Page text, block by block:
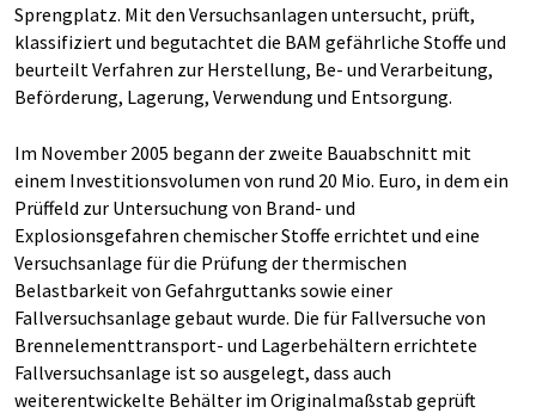
Sprengplatz. Mit den Versuchsanlagen untersucht, prüft,
klassifiziert und begutachtet die BAM gefährliche Stoffe und
beurteilt Verfahren zur Herstellung, Be- und Verarbeitung,
Beförderung, Lagerung, Verwendung und Entsorgung.
Im November 2005 begann der zweite Bauabschnitt mit
einem Investitionsvolumen von rund 20 Mio. Euro, in dem ein
Prüffeld zur Untersuchung von Brand- und
Explosionsgefahren chemischer Stoffe errichtet und eine
Versuchsanlage für die Prüfung der thermischen
Belastbarkeit von Gefahrguttanks sowie einer
Fallversuchsanlage gebaut wurde. Die für Fallversuche von
Brennelementtransport- und Lagerbehältern errichtete
Fallversuchsanlage ist so ausgelegt, dass auch
weiterentwickelte Behälter im Originalmaßstab geprüft